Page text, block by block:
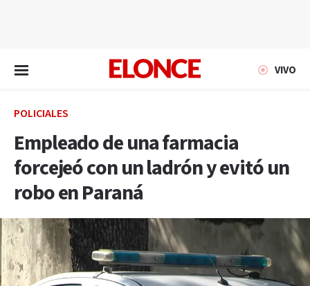
VIVO
POLICIALES
Empleado de una farmacia
forcejeó con un ladrón y evitó un
robo en Paraná